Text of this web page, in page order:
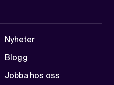
Nyheter
Blogg
Jobba hos oss